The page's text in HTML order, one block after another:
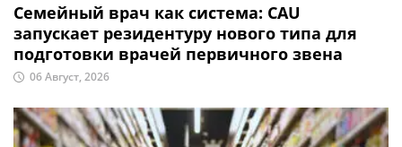
Семейный врач как система: CAU
запускает резидентуру нового типа для
подготовки врачей первичного звена
06 Август, 2026